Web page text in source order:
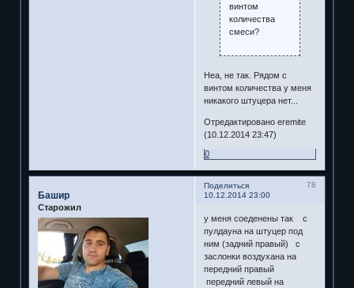
винтом
количества
смеси?
Неа, не так. Рядом с
винтом количества у меня
никакого штуцера нет...
Отредактировано eremite
(10.12.2014 23:47)
0
Поделиться
78
10.12.2014 23:00
Башир
Старожил
у меня соеденены так с
пулдауна на штуцер под
ним (задний правый) с
заслонки воздухана на
передний правый
передний левый на